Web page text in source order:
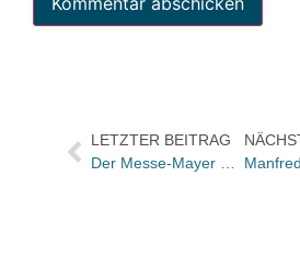
LETZTER BEITRAG
Der Messe-Mayer Frankfurt 2025 Donnerstag Tag 3 von 6